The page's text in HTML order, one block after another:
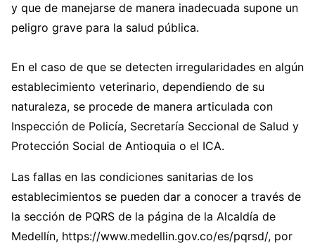
y que de manejarse de manera inadecuada supone un
peligro grave para la salud pública.
En el caso de que se detecten irregularidades en algún
establecimiento veterinario, dependiendo de su
naturaleza, se procede de manera articulada con
Inspección de Policía, Secretaría Seccional de Salud y
Protección Social de Antioquia o el ICA.
Las fallas en las condiciones sanitarias de los
establecimientos se pueden dar a conocer a través de
la sección de PQRS de la página de la Alcaldía de
Medellín, https://www.medellin.gov.co/es/pqrsd/, por